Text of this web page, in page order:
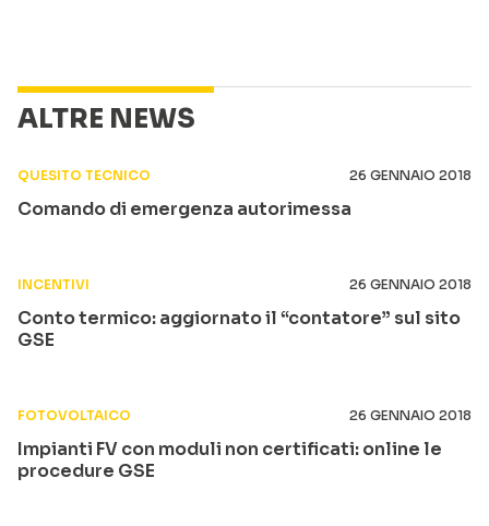
ALTRE NEWS
QUESITO TECNICO 26 GENNAIO 2018
Comando di emergenza autorimessa
INCENTIVI 26 GENNAIO 2018
Conto termico: aggiornato il “contatore” sul sito
GSE
FOTOVOLTAICO 26 GENNAIO 2018
Impianti FV con moduli non certificati: online le
procedure GSE